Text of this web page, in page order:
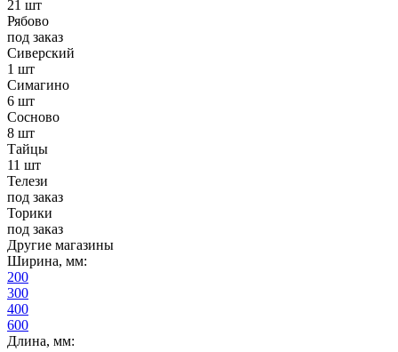
21 шт
Рябово
под заказ
Сиверский
1 шт
Симагино
6 шт
Сосново
8 шт
Тайцы
11 шт
Телези
под заказ
Торики
под заказ
Другие магазины
Ширина, мм:
200
300
400
600
Длина, мм: